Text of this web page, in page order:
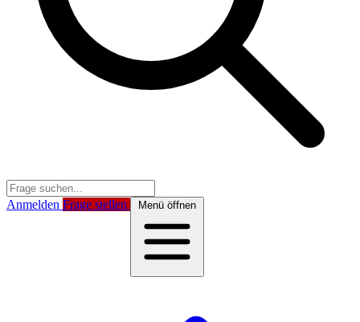
Anmelden Frage stellen Menü öffnen